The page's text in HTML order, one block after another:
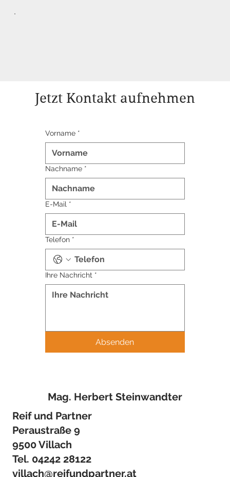
Jetzt Kontakt aufnehmen
Vorname *
Nachname *
E-Mail *
Telefon *
Ihre Nachricht *
Absenden
Mag. Herbert Steinwandter
Reif und Partner
Peraustraße 9
9500 Villach
Tel. 04242 28122
villach@reifundpartner.at